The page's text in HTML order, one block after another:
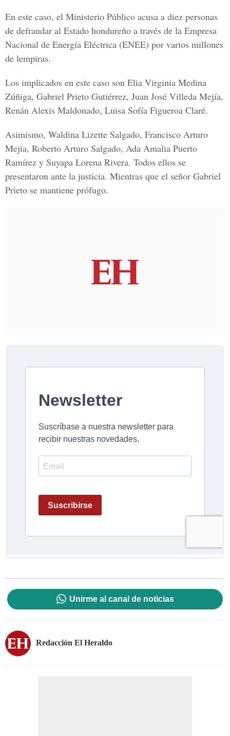
En este caso, el Ministerio Público acusa a diez personas
de defraudar al Estado hondureño a través de la Empresa
Nacional de Energía Eléctrica (ENEE) por varios millones
de lempiras.
Los implicados en este caso son Elia Virginia Medina
Zúñiga, Gabriel Prieto Gutiérrez, Juan José Villeda Mejía,
Renán Alexis Maldonado, Luisa Sofía Figueroa Claré.
Asimismo, Waldina Lizette Salgado, Francisco Arturo
Mejía, Roberto Arturo Salgado, Ada Amalia Puerto
Ramírez y Suyapa Lorena Rivera. Todos ellos se
presentaron ante la justicia. Mientras que el señor Gabriel
Prieto se mantiene prófugo.
Unirme al canal de noticias
Redacción El Heraldo